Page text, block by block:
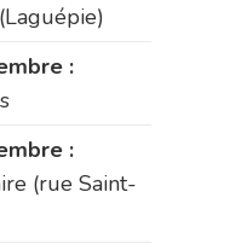
:
:
(rue Saint-